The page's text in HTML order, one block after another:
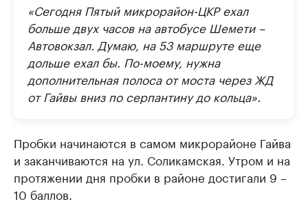
«Сегодня Пятый микрорайон-ЦКР ехал
больше двух часов на автобусе Шемети –
Автовокзал. Думаю, на 53 маршруте еще
дольше ехал бы. По-моему, нужна
дополнительная полоса от моста через ЖД
от Гайвы вниз по серпантину до кольца».
Пробки начинаются в самом микрорайоне Гайва
и заканчиваются на ул. Соликамская. Утром и на
протяжении дня пробки в районе достигали 9 –
10 баллов.